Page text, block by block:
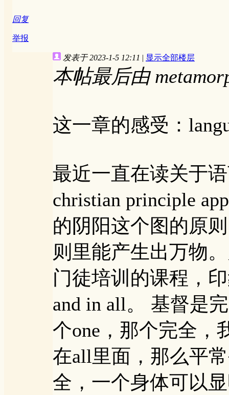
回复
举报
发表于 2023-1-5 12:11 | 显示全部楼层
本帖最后由
这一章的感受：
最近一直在读关于
christian principle
的阴阳这个图的原
则里能产生出万物
门徒培训的课程，
and in all。 基督是
个one，那个完全，
在all里面，那么平
全，一个身体可以